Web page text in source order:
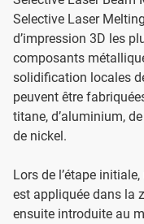
Selective Laser
d’impression 3D les
composants
solidification locales
peuvent être
titane, d’aluminium,
de nickel.
Lors de l’étape
est appliquée dans la
ensuite introduite au